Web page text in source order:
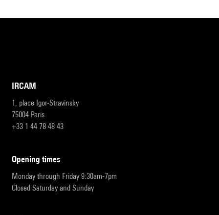
IRCAM
1, place Igor-Stravinsky
75004 Paris
+33 1 44 78 48 43
opening times
Monday through Friday 9:30am-7pm
Closed Saturday and Sunday